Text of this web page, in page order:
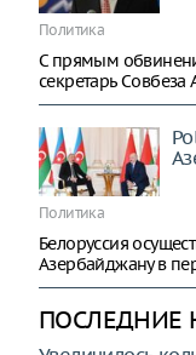
Политика
С прямым
секретарь
Политика
Белоруссия
Азербайджану в
ПОСЛЕДНИЕ